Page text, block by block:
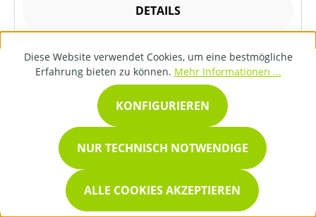
DETAILS
Diese Website verwendet Cookies, um eine bestmögliche
Erfahrung bieten zu können. Mehr Informationen ...
NUR TECHNISCH NOTWENDIGE
KONFIGURIEREN
ALLE COOKIES AKZEPTIEREN